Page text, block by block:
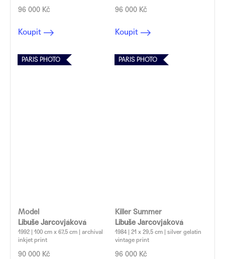
96 000 Kč
Koupit
96 000 Kč
Koupit
PARIS PHOTO
Model
Libuše Jarcovjáková
1992 | 100 cm x 67,5 cm | archival
inkjet print
90 000 Kč
PARIS PHOTO
Killer Summer
Libuše Jarcovjáková
1984 | 21 x 29,5 cm | silver gelatin
vintage print
96 000 Kč